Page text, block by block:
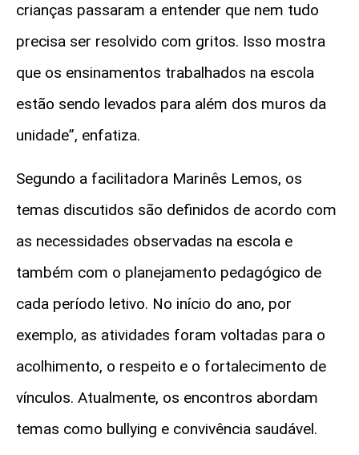
crianças passaram a entender que nem tudo
precisa ser resolvido com gritos. Isso mostra
que os ensinamentos trabalhados na escola
estão sendo levados para além dos muros da
unidade”, enfatiza.
Segundo a facilitadora Marinês Lemos, os
temas discutidos são definidos de acordo com
as necessidades observadas na escola e
também com o planejamento pedagógico de
cada período letivo. No início do ano, por
exemplo, as atividades foram voltadas para o
acolhimento, o respeito e o fortalecimento de
vínculos. Atualmente, os encontros abordam
temas como bullying e convivência saudável.